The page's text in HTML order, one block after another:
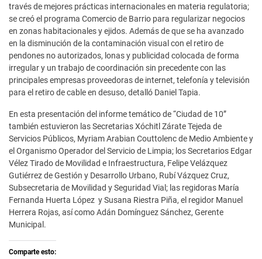
través de mejores prácticas internacionales en materia regulatoria;
se creó el programa Comercio de Barrio para regularizar negocios
en zonas habitacionales y ejidos. Además de que se ha avanzado
en la disminución de la contaminación visual con el retiro de
pendones no autorizados, lonas y publicidad colocada de forma
irregular y un trabajo de coordinación sin precedente con las
principales empresas proveedoras de internet, telefonía y televisión
para el retiro de cable en desuso, detalló Daniel Tapia.
En esta presentación del informe temático de “Ciudad de 10”
también estuvieron las Secretarias Xóchitl Zárate Tejeda de
Servicios Públicos, Myriam Arabian Couttolenc de Medio Ambiente y
el Organismo Operador del Servicio de Limpia; los Secretarios Edgar
Vélez Tirado de Movilidad e Infraestructura, Felipe Velázquez
Gutiérrez de Gestión y Desarrollo Urbano, Rubí Vázquez Cruz,
Subsecretaria de Movilidad y Seguridad Vial; las regidoras María
Fernanda Huerta López y Susana Riestra Piña, el regidor Manuel
Herrera Rojas, así como Adán Domínguez Sánchez, Gerente
Municipal.
Comparte esto: